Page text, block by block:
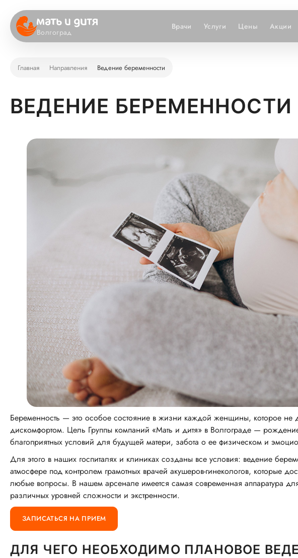
Волгоград
Врачи Услуги Цены Акции
Главная Направления Ведение беременности
ВЕДЕНИЕ БЕРЕМЕННОСТИ
Беременность — это особое состояние в жизни каждой женщины, которое
дискомфортом. Цель Группы компаний «Мать и дитя» в Волгограде —
благоприятных условий для будущей матери, забота о ее физическом и
Для этого в наших госпиталях и клиниках созданы все условия: ведение
атмосфере под контролем грамотных врачей акушеров-гинекологов, которые
любые вопросы. В нашем арсенале имеется самая современная аппаратура
различных уровней сложности и экстренности.
ЗАПИСАТЬСЯ НА ПРИЕМ
ДЛЯ ЧЕГО НЕОБХОДИМО ПЛАНОВОЕ